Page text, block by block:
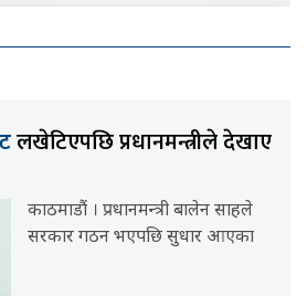
लखेटिएपछि प्रधानमन्त्रीले देखाए
काठमाडौं । प्रधानमन्त्री बालेन साहले
सरकार गठन भएपछि सुधार आएका